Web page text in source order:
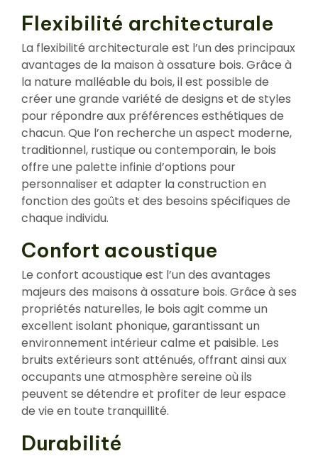
Flexibilité architecturale
La flexibilité architecturale est l’un des principaux
avantages de la maison à ossature bois. Grâce à
la nature malléable du bois, il est possible de
créer une grande variété de designs et de styles
pour répondre aux préférences esthétiques de
chacun. Que l’on recherche un aspect moderne,
traditionnel, rustique ou contemporain, le bois
offre une palette infinie d’options pour
personnaliser et adapter la construction en
fonction des goûts et des besoins spécifiques de
chaque individu.
Confort acoustique
Le confort acoustique est l’un des avantages
majeurs des maisons à ossature bois. Grâce à ses
propriétés naturelles, le bois agit comme un
excellent isolant phonique, garantissant un
environnement intérieur calme et paisible. Les
bruits extérieurs sont atténués, offrant ainsi aux
occupants une atmosphère sereine où ils
peuvent se détendre et profiter de leur espace
de vie en toute tranquillité.
Durabilité